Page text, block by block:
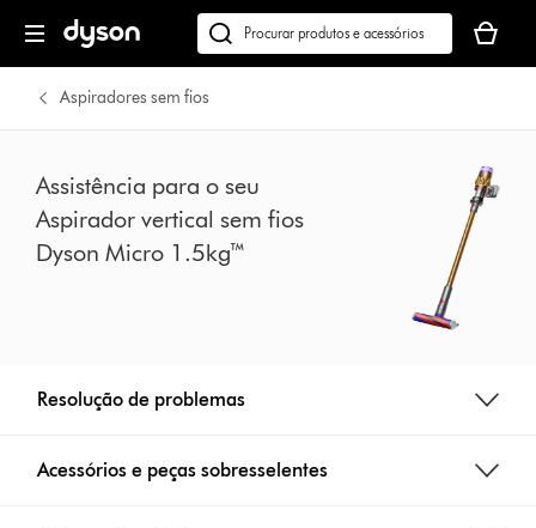
seguinte
Pesquisar
em
dyson.pt
seu
cesto
vazio
Aspiradores sem fios
Assistência para o seu
Aspirador vertical sem fios
Dyson Micro 1.5kg™
Resolução de problemas
Acessórios e peças sobresselentes